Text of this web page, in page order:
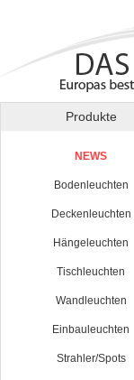
Produkte
NEWS
Bodenleuchten
Deckenleuchten
Hängeleuchten
Tischleuchten
Wandleuchten
Einbauleuchten
Strahler/Spots